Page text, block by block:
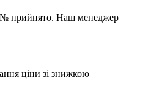
№ прийнято. Наш менеджер
ціни зі знижкою